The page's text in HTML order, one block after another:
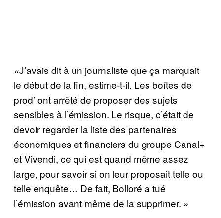
«J’avais dit à un journaliste que ça marquait
le début de la fin, estime-t-il. Les boîtes de
prod’ ont arrêté de proposer des sujets
sensibles à l’émission. Le risque, c’était de
devoir regarder la liste des partenaires
économiques et financiers du groupe Canal+
et Vivendi, ce qui est quand même assez
large, pour savoir si on leur proposait telle ou
telle enquête… De fait, Bolloré a tué
l’émission avant même de la supprimer. »